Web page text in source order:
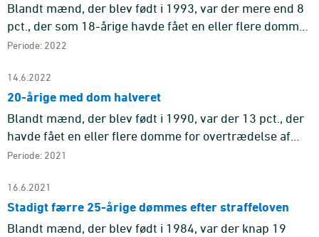
Blandt mænd, der blev født i 1993, var der mere end 8
pct., der som 18-årige havde fået en eller flere domme
for overtrædelse af straffeloven.
Periode: 2022
14.6.2022
20-årige med dom halveret
Blandt mænd, der blev født i 1990, var der 13 pct., der
havde fået en eller flere domme for overtrædelse af
straffeloven inden de fyldte 21 år. For de efterfølgende
Periode: 2021
16.6.2021
Stadigt færre 25-årige dømmes efter straffeloven
Blandt mænd, der blev født i 1984, var der knap 19